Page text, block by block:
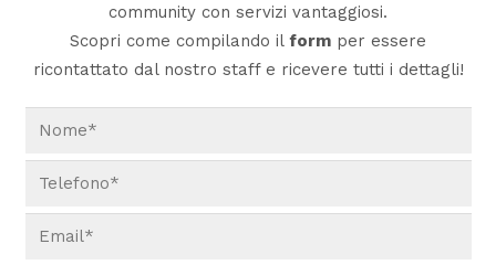
community con servizi vantaggiosi.
Scopri come compilando il form per essere
ricontattato dal nostro staff e ricevere tutti i dettagli!